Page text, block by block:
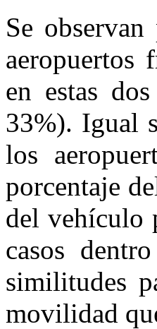
Se
aeropuertos
en estas
33%). Igual
los
porcentaje
del vehículo
casos
similitudes
movilidad